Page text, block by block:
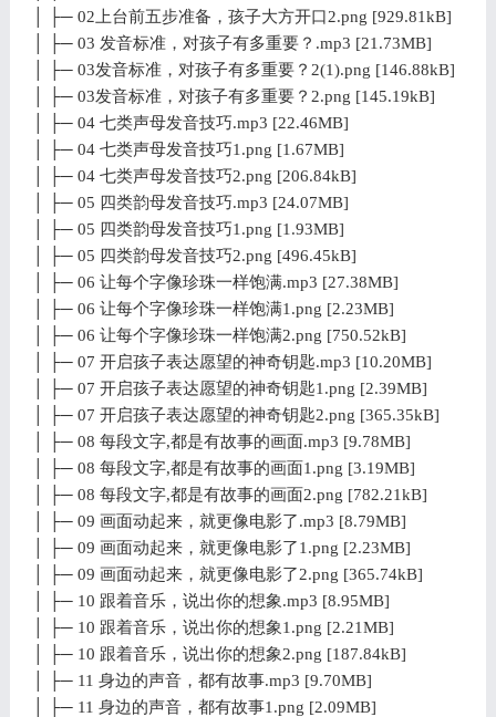
│ ├─ 02上台前五步准备，孩子大方开口2.png [929.81kB]
│ ├─ 03 发音标准，对孩子有多重要？.mp3 [21.73MB]
│ ├─ 03发音标准，对孩子有多重要？2(1).png [146.88kB]
│ ├─ 03发音标准，对孩子有多重要？2.png [145.19kB]
│ ├─ 04 七类声母发音技巧.mp3 [22.46MB]
│ ├─ 04 七类声母发音技巧1.png [1.67MB]
│ ├─ 04 七类声母发音技巧2.png [206.84kB]
│ ├─ 05 四类韵母发音技巧.mp3 [24.07MB]
│ ├─ 05 四类韵母发音技巧1.png [1.93MB]
│ ├─ 05 四类韵母发音技巧2.png [496.45kB]
│ ├─ 06 让每个字像珍珠一样饱满.mp3 [27.38MB]
│ ├─ 06 让每个字像珍珠一样饱满1.png [2.23MB]
│ ├─ 06 让每个字像珍珠一样饱满2.png [750.52kB]
│ ├─ 07 开启孩子表达愿望的神奇钥匙.mp3 [10.20MB]
│ ├─ 07 开启孩子表达愿望的神奇钥匙1.png [2.39MB]
│ ├─ 07 开启孩子表达愿望的神奇钥匙2.png [365.35kB]
│ ├─ 08 每段文字,都是有故事的画面.mp3 [9.78MB]
│ ├─ 08 每段文字,都是有故事的画面1.png [3.19MB]
│ ├─ 08 每段文字,都是有故事的画面2.png [782.21kB]
│ ├─ 09 画面动起来，就更像电影了.mp3 [8.79MB]
│ ├─ 09 画面动起来，就更像电影了1.png [2.23MB]
│ ├─ 09 画面动起来，就更像电影了2.png [365.74kB]
│ ├─ 10 跟着音乐，说出你的想象.mp3 [8.95MB]
│ ├─ 10 跟着音乐，说出你的想象1.png [2.21MB]
│ ├─ 10 跟着音乐，说出你的想象2.png [187.84kB]
│ ├─ 11 身边的声音，都有故事.mp3 [9.70MB]
│ ├─ 11 身边的声音，都有故事1.png [2.09MB]